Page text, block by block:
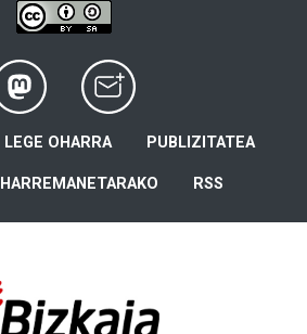
LEGE OHARRA PUBLIZITATEA
HARREMANETARAKO RSS